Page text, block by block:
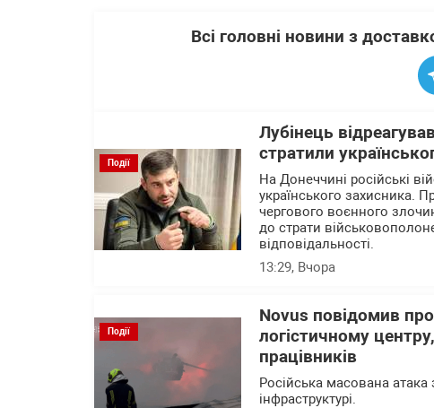
Всі головні новини з
Події
Лубінець
стратили
На Донеччині російські
українського захисника.
чергового воєнного
до страти
відповідальності.
13:29, Вчора
Події
Novus повідомив
логістичному
працівників
Російська масована атака
інфраструктурі.